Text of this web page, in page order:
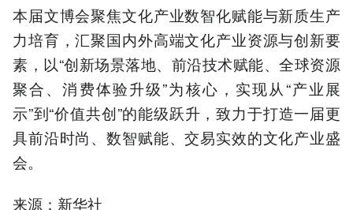
本届文博会聚焦文化产业数智化赋能与新质生产
力培育，汇聚国内外高端文化产业资源与创新要
素，以“创新场景落地、前沿技术赋能、全球资源
聚合、消费体验升级”为核心，实现从“产业展
示”到“价值共创”的能级跃升，致力于打造一届更
具前沿时尚、数智赋能、交易实效的文化产业盛
会。
来源：新华社